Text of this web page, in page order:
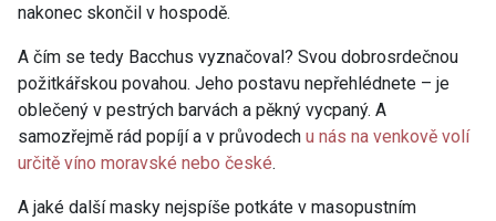
nakonec skončil v hospodě.
A čím se tedy Bacchus vyznačoval? Svou dobrosrdečnou
požitkářskou povahou. Jeho postavu nepřehlédnete – je
oblečený v pestrých barvách a pěkný vycpaný. A
samozřejmě rád popíjí a v průvodech u nás na venkově volí
určitě víno moravské nebo české.
A jaké další masky nejspíše potkáte v masopustním